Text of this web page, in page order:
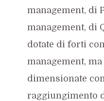
management, di
management, di
dotate di forti
management,
dimensionate
raggiungimento